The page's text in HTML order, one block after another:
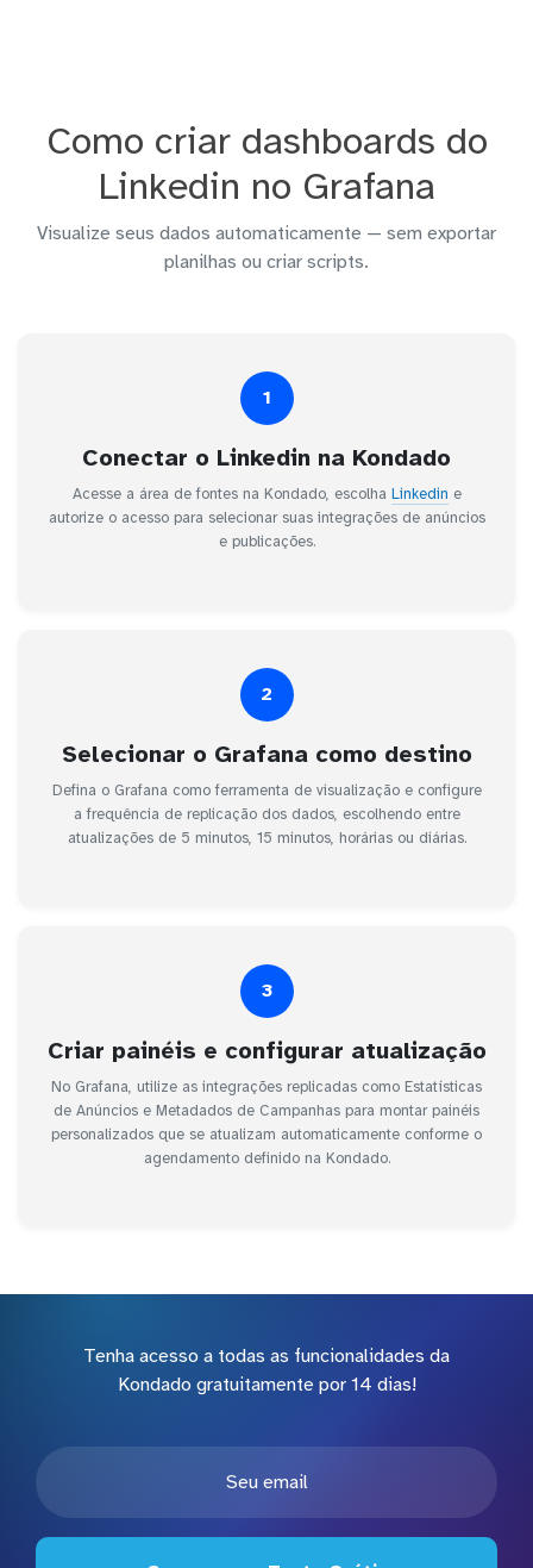
Como criar dashboards do
Linkedin no Grafana
Visualize seus dados automaticamente — sem exportar
planilhas ou criar scripts.
1
Conectar o Linkedin na Kondado
Acesse a área de fontes na Kondado, escolha Linkedin e
autorize o acesso para selecionar suas integrações de anúncios
e publicações.
2
Selecionar o Grafana como destino
Defina o Grafana como ferramenta de visualização e configure
a frequência de replicação dos dados, escolhendo entre
atualizações de 5 minutos, 15 minutos, horárias ou diárias.
3
Criar painéis e configurar atualização
No Grafana, utilize as integrações replicadas como Estatísticas
de Anúncios e Metadados de Campanhas para montar painéis
personalizados que se atualizam automaticamente conforme o
agendamento definido na Kondado.
Tenha acesso a todas as funcionalidades da
Kondado gratuitamente por 14 dias!